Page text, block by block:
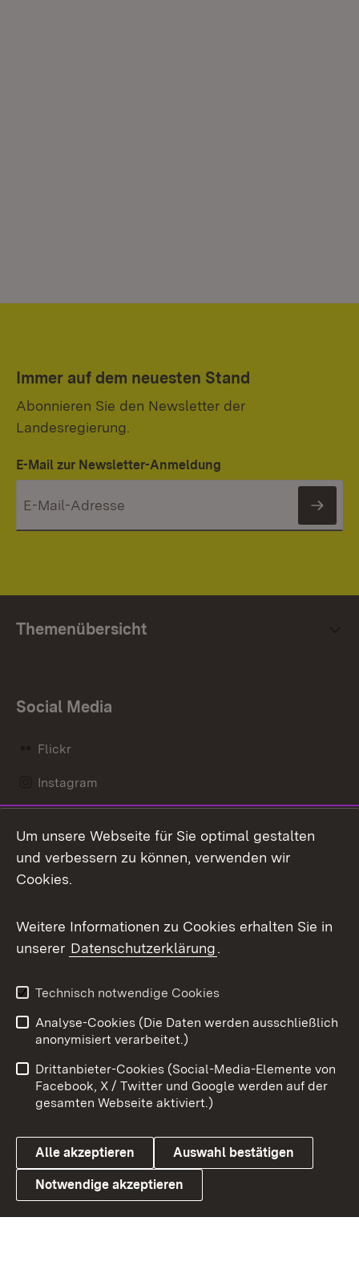
Immer auf dem neuesten Stand
Abonnieren Sie den Newsletter der
Landesregierung.
E-Mail zur Newsletter-Anmeldung
Themenübersicht
Social Media
Flickr
Instagram
Mastodon
Messenger
Social Wall
X / Twitter
Youtube
Link zum Landesportal
Benutzungshinweise
Barrierefreiheit
Datenschutz
Cookies
Um unsere Webseite für Sie optimal gestalten
und verbessern zu können, verwenden wir
Cookies.
Weitere Informationen zu Cookies erhalten Sie in
unserer Datenschutzerklärung.
Technisch notwendige Cookies
Analyse-Cookies (Die Daten werden ausschließlich
anonymisiert verarbeitet.)
Drittanbieter-Cookies (Social-Media-Elemente von
Facebook, X / Twitter und Google werden auf der
gesamten Webseite aktiviert.)
Alle akzeptieren Auswahl bestätigen
Notwendige akzeptieren